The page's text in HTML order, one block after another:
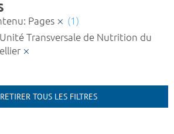
Pages
(1)
Transversale de Nutrition du
RETIRER TOUS LES FILTRES